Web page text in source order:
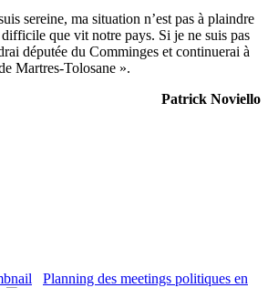
sereine, ma situation n’est pas à plaindre
que vit notre pays. Si je ne suis pas
députée du Comminges et continuerai à
Martres-Tolosane ».
Patrick Noviello
Planning des meetings politiques en